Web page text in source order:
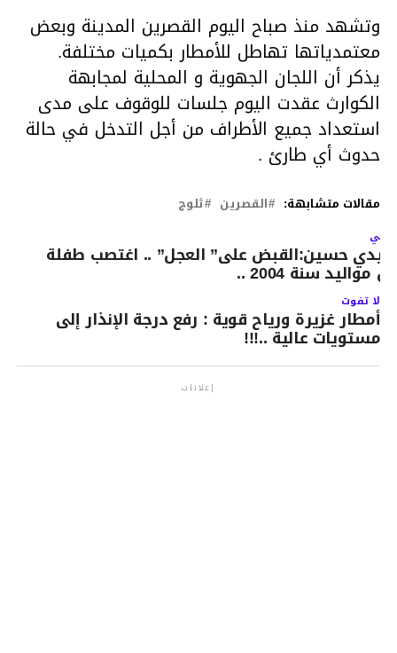
وتشهد منذ صباح اليوم القصرين المدينة وبعض
معتمدياتها تهاطل للأمطار بكميات مختلفة.
يذكر أن اللجان الجهوية و المحلية لمجابهة
الكوارث عقدت اليوم جلسات للوقوف على مدى
استعداد جميع الأطراف من أجل التدخل في حالة
حدوث أي طارئ .
مقالات متشابهة: القصرين ثلوج
حسين:القبض على” العجل” .. اغتصب طفلة
مواليد سنة 2004 ..
لا تفوت
أمطار غزيرة ورياح قوية : رفع درجة الإنذار إلى
مستويات عالية ..!!!
إعلانات